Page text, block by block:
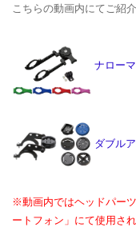
こちらの動画内にてご紹
ナロー
ダブル
※動画内ではヘッドパー
ートフォン」にて使用され